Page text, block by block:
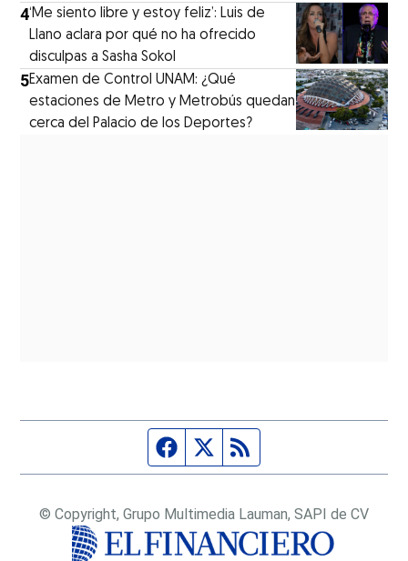
4‘Me siento libre y estoy feliz’: Luis de
Llano aclara por qué no ha ofrecido
disculpas a Sasha Sokol
5Examen de Control UNAM: ¿Qué
estaciones de Metro y Metrobús quedan
cerca del Palacio de los Deportes?
Página de Facebook
Fuente Twitter
© Copyright, Grupo Multimedia Lauman, SAPI de CV